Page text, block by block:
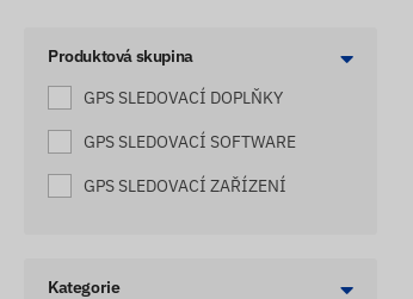
Produktová skupina
GPS SLEDOVACÍ DOPLŇKY
GPS SLEDOVACÍ SOFTWARE
GPS SLEDOVACÍ ZAŘÍZENÍ
Kategorie